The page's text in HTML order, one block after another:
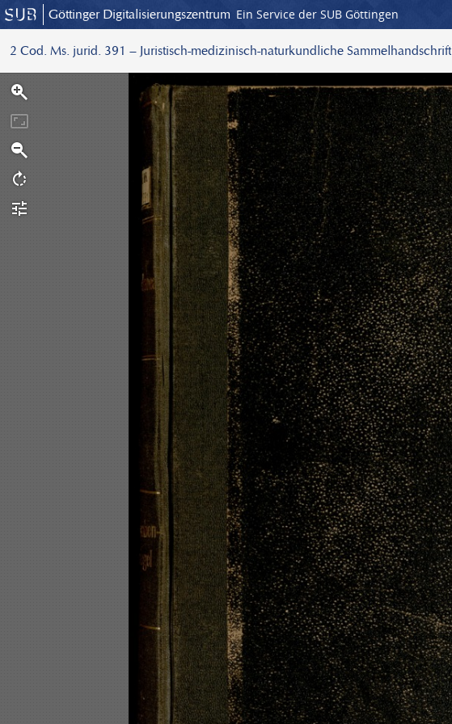
Göttinger Digitalisierungszentrum Ein Service der SUB Göttingen
2 Cod. Ms. jurid. 391 – Juristisch-medizinisch-naturkundliche Sammelhandschrift